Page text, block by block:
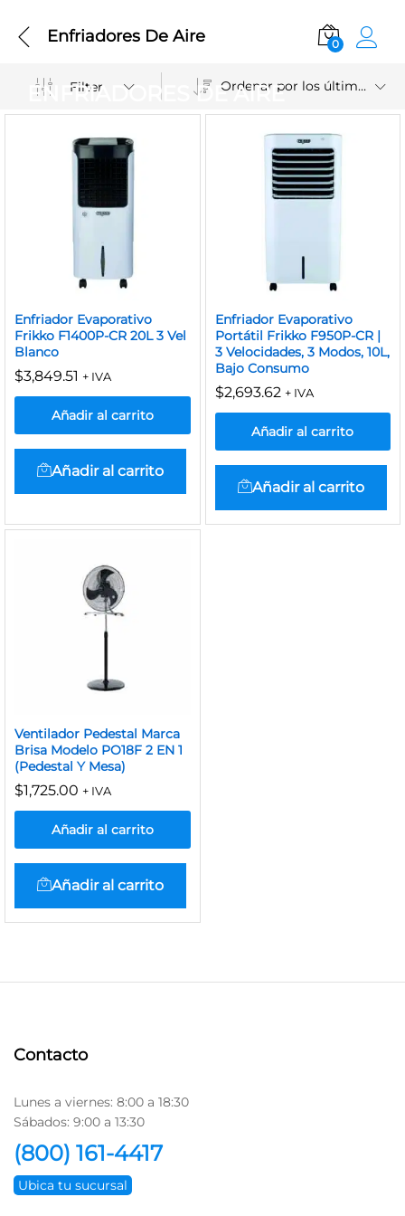
Enfriadores De Aire 0
ENFRIADORES DE AIRE
Filter Ordenar por los últimos
Enfriador Evaporativo
Frikko F1400P-CR 20L 3 Vel
Blanco
$3,849.51 + IVA
Añadir al carrito
Añadir al carrito
Enfriador Evaporativo
Portátil Frikko F950P-CR |
3 Velocidades, 3 Modos, 10L,
Bajo Consumo
$2,693.62 + IVA
Añadir al carrito
Añadir al carrito
Ventilador Pedestal Marca
Brisa Modelo PO18F 2 EN 1
(Pedestal Y Mesa)
$1,725.00 + IVA
Añadir al carrito
Añadir al carrito
Contacto
Lunes a viernes: 8:00 a 18:30
Sábados: 9:00 a 13:30
(800) 161-4417
Ubica tu sucursal